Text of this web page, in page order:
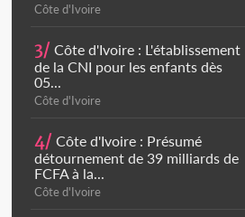
Côte d'Ivoire
3/ Côte d'Ivoire : L'établissement
de la CNI pour les enfants dès
05...
Côte d'Ivoire
4/ Côte d'Ivoire : Présumé
détournement de 39 milliards de
FCFA à la...
Côte d'Ivoire